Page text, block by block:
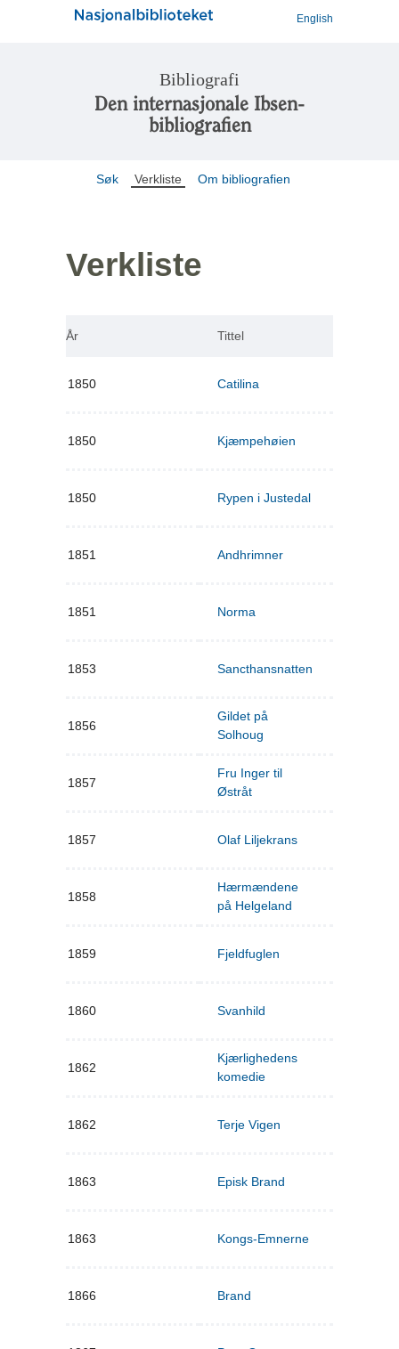
English
Bibliografi
Den internasjonale Ibsen-
bibliografien
Søk Verkliste Om bibliografien
Verkliste
År Tittel
1850 Catilina
1850 Kjæmpehøien
1850 Rypen i Justedal
1851 Andhrimner
1851 Norma
1853 Sancthansnatten
1856
Gildet på
Solhoug
1857
Fru Inger til
Østråt
1857 Olaf Liljekrans
1858
Hærmændene
på Helgeland
1859 Fjeldfuglen
1860 Svanhild
1862
Kjærlighedens
komedie
1862 Terje Vigen
1863 Episk Brand
1863 Kongs-Emnerne
1866 Brand